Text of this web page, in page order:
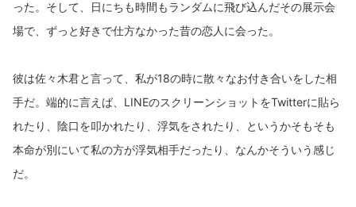
った。そして、日にちも時間もランダムに飛び込んだその展示会
場で、ずっと好きで仕方なかった昔の恋人に会った。
彼は佐々木君と言って、私が18の時に散々なお付き合いをした相
手だ。端的に言えば、LINEのスクリーンショットをTwitterに貼ら
れたり、陰口を叩かれたり、浮気をされたり、というかそもそも
本命が別にいて私の方が浮気相手だったり、なんかそういう感じ
だ。